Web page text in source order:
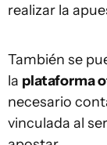
realizar la
También se
la plataforma
necesario
vinculada al